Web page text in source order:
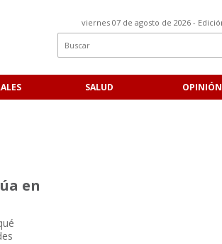
viernes 07 de agosto de 2026 -
SALUD OPINIÓN
en